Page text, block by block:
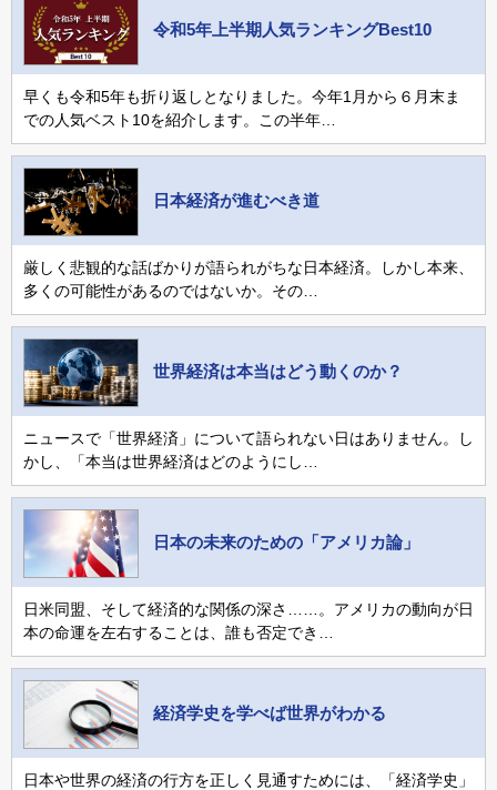
令和5年上半期人気ランキングBest10
早くも令和5年も折り返しとなりました。今年1月から６月末ま
での人気ベスト10を紹介します。この半年…
日本経済が進むべき道
厳しく悲観的な話ばかりが語られがちな日本経済。しかし本来、
多くの可能性があるのではないか。その…
世界経済は本当はどう動くのか？
ニュースで「世界経済」について語られない日はありません。し
かし、「本当は世界経済はどのようにし…
日本の未来のための「アメリカ論」
日米同盟、そして経済的な関係の深さ……。アメリカの動向が日
本の命運を左右することは、誰も否定でき…
経済学史を学べば世界がわかる
日本や世界の経済の行方を正しく見通すためには、「経済学史」